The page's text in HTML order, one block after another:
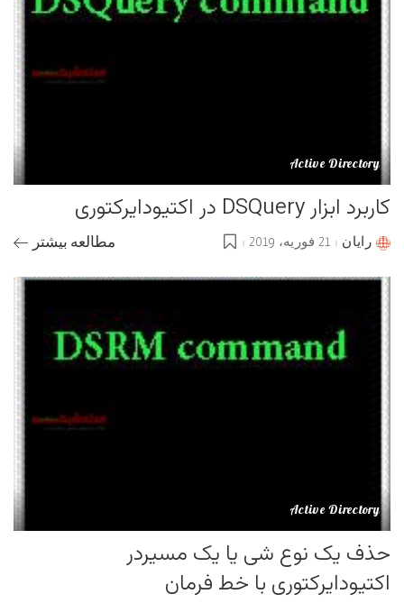
Active Directory
کاربرد ابزار DSQuery در اکتیودایرکتوری
Postedرایان 21 فوریه، 2019 مطالعه بیشتر
Active Directory
حذف یک نوع شی یا یک مسیردر
اکتیودایرکتوری با خط فرمان